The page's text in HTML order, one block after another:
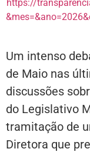
https://
Um intenso
de Maio nas
discussões
do Legislativo
tramitação de
Diretora que